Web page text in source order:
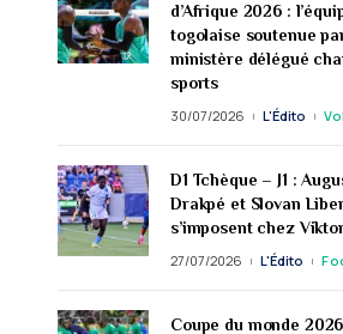
d’Afrique 2026 :
togolaise soutenue
ministère délégué
sports
30/07/2026 L'Édito
D1 Tchèque – J1 :
Drakpé et Slovan
s’imposent chez
27/07/2026 L'Édito
Coupe du monde